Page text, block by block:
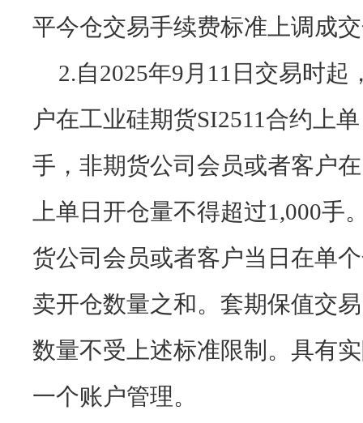
平今仓交易手续费标准上调成
2.自2025年9月11日交易时
户在工业硅期货SI2511合约上
手，非期货公司会员或者客户
上单日开仓量不得超过1,000
货公司会员或者客户当日在单
卖开仓数量之和。套期保值交
数量不受上述标准限制。具有
一个账户管理。